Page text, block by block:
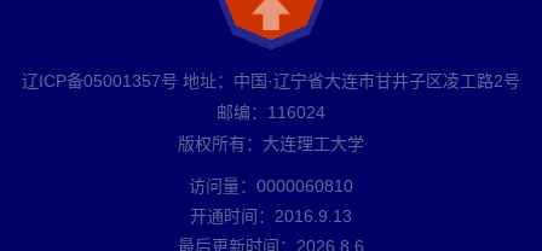
辽ICP备05001357号 地址：中国·辽宁省大连市甘井子区凌工路2号
邮编：116024
版权所有：大连理工大学
访问量： 0000060810
开通时间： 2016 9 13
最后更新时间： 2026 8 6